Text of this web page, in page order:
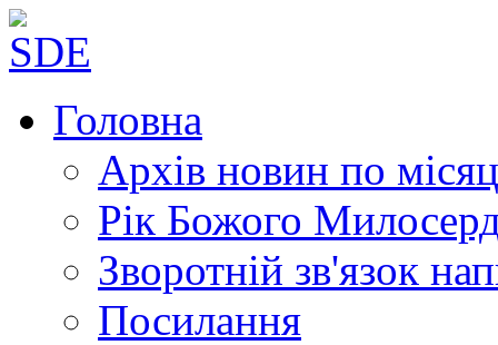
Головна
Архів новин по
Рік Божого
Зворотній зв'язок
Посилання